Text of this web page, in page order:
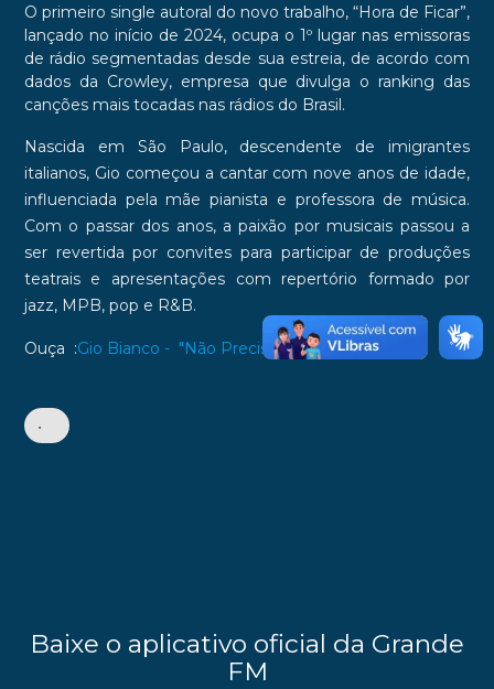
O primeiro single autoral do novo trabalho, “Hora de Ficar”,
lançado no início de 2024, ocupa o 1º lugar nas emissoras
de rádio segmentadas desde sua estreia, de acordo com
dados da Crowley, empresa que divulga o ranking das
canções mais tocadas nas rádios do Brasil.
Nascida em São Paulo, descendente de imigrantes
italianos, Gio começou a cantar com nove anos de idade,
influenciada pela mãe pianista e professora de música.
Com o passar dos anos, a paixão por musicais passou a
ser revertida por convites para participar de produções
teatrais e apresentações com repertório formado por
jazz, MPB, pop e R&B.
Ouça :Gio Bianco - "Não Precisa Mudar"
•
Baixe o aplicativo oficial da Grande
FM